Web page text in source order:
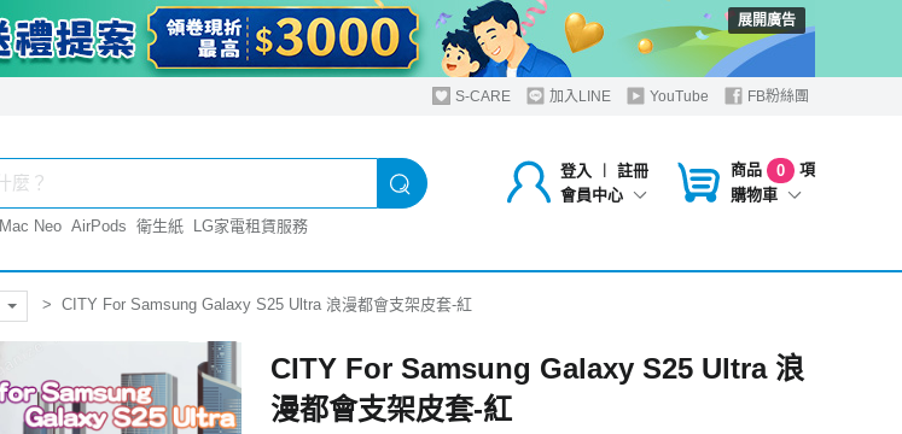
展開廣告
S-CARE 加入LINE YouTube FB粉絲團
登入 ︱
註冊
會員中心
商品 0
項
購物車
Mac Neo AirPods 衛生紙 LG家電租賃服務
CITY For Samsung Galaxy S25 Ultra 浪漫都會支架皮套-紅
CITY For Samsung Galaxy S25 Ultra 浪
漫都會支架皮套-紅